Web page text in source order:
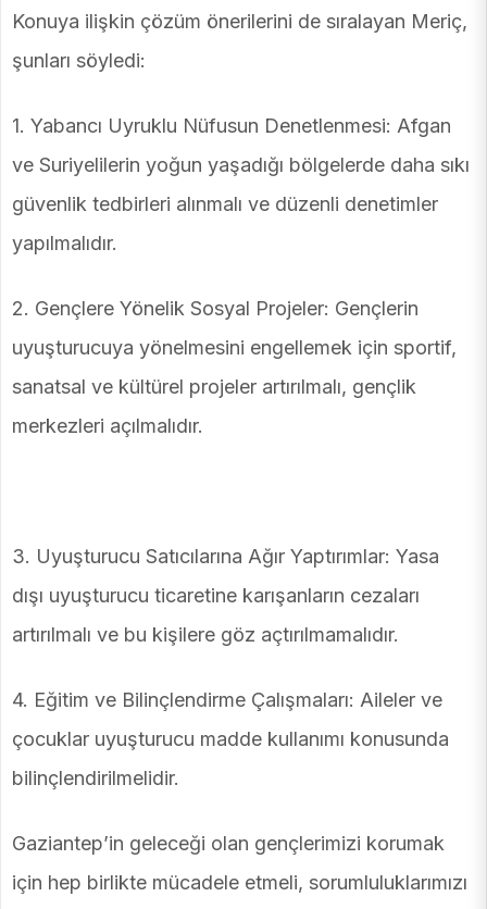
Konuya ilişkin çözüm önerilerini de sıralayan Meriç,
şunları söyledi:
1. Yabancı Uyruklu Nüfusun Denetlenmesi: Afgan
ve Suriyelilerin yoğun yaşadığı bölgelerde daha sıkı
güvenlik tedbirleri alınmalı ve düzenli denetimler
yapılmalıdır.
2. Gençlere Yönelik Sosyal Projeler: Gençlerin
uyuşturucuya yönelmesini engellemek için sportif,
sanatsal ve kültürel projeler artırılmalı, gençlik
merkezleri açılmalıdır.
3. Uyuşturucu Satıcılarına Ağır Yaptırımlar: Yasa
dışı uyuşturucu ticaretine karışanların cezaları
artırılmalı ve bu kişilere göz açtırılmamalıdır.
4. Eğitim ve Bilinçlendirme Çalışmaları: Aileler ve
çocuklar uyuşturucu madde kullanımı konusunda
bilinçlendirilmelidir.
Gaziantep’in geleceği olan gençlerimizi korumak
için hep birlikte mücadele etmeli, sorumluluklarımızı